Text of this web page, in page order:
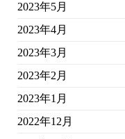
2023年5月
2023年4月
2023年3月
2023年2月
2023年1月
2022年12月